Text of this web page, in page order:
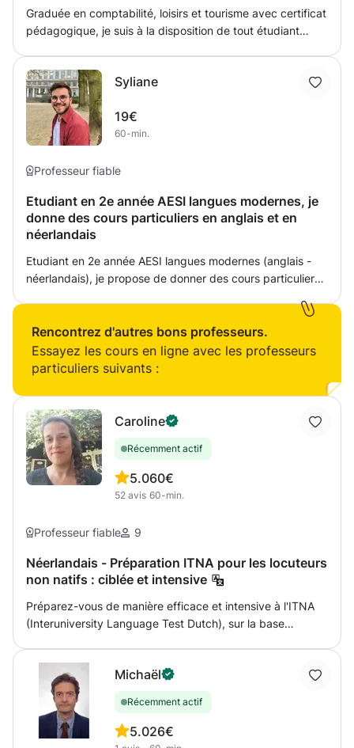
Graduée en comptabilité, loisirs et tourisme avec certificat
pédagogique, je suis à la disposition de tout étudiant
néerlandais. A partir de votre cours, je m'adapte à la
demande et obtiens des résultats concluants. Patiente et
motivée à redonner confiance, l'apprenant s'épanouit et
est stupéfait de ses progrès en compréhension de la
Syliane
19€
60-min.
Professeur fiable
Etudiant en 2e année AESI langues modernes, je
donne des cours particuliers en anglais et en
néerlandais
Etudiant en 2e année AESI langues modernes (anglais -
néerlandais), je propose de donner des cours particuliers.
confiance en soi, sur l'écoute, le partage et l'autonomie.
Je pars des besoins de l'élève, je fais un point avec lui afin
que nous puissions ensemble nous fixer des objectifs et
mettre tout en oeuvre pour les atteindre. N'étant pas très
propres à chaque élève et suivant leurs besoins.
Rencontrez d'autres bons professeurs.
Essayez les cours en ligne avec les professeurs
particuliers suivants :
Caroline
Récemment actif
5.0
52 avis
60€
60-min.
Professeur fiable 9
Néerlandais - Préparation ITNA pour les locuteurs
non natifs : ciblée et intensive
Préparez-vous de manière efficace et intensive à l'ITNA
(Interuniversity Language Test Dutch), sur la base
textes manquants, les exercices de structuration, la
dictée, les présentations et l'argumentation. Souhaitez-
vous apprendre le néerlandais à un niveau différent (A1 -
C1) ou êtes-vous un locuteur natif avec une question
spécifique, n'oubliez pas de consulter mon autre leçon "Le
Michaël
Récemment actif
5.026€